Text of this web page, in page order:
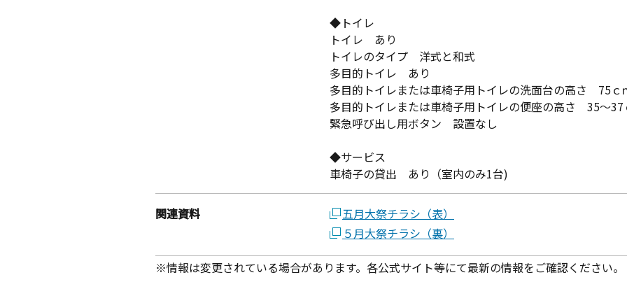
◆トイレ
トイレ あり
トイレのタイプ 洋式と和式
多目的トイレ あり
多目的トイレまたは車椅子用トイレの洗面台の高さ 75ｃ
多目的トイレまたは車椅子用トイレの便座の高さ 35～37
緊急呼び出し用ボタン 設置なし
◆サービス
車椅子の貸出 あり（室内のみ1台)
関連資料
五月大祭チラシ（表）
５月大祭チラシ（裏）
※情報は変更されている場合があります。各公式サイト等にて最新の情報をご確認ください。